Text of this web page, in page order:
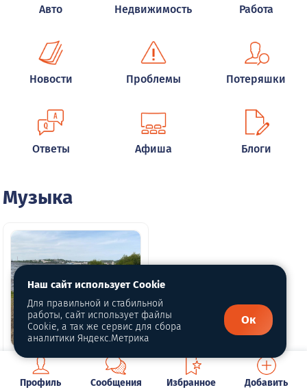
Авто Недвижимость Работа
Новости Проблемы Потеряшки
Ответы Афиша Блоги
Музыка
Музыкальный
субботник -2022
Профиль Сообщения Избранное Добавить
Наш сайт использует Cookie
Для правильной и стабильной
работы, сайт использует файлы
Cookie, а так же сервис для сбора
аналитики Яндекс.Метрика
Ок